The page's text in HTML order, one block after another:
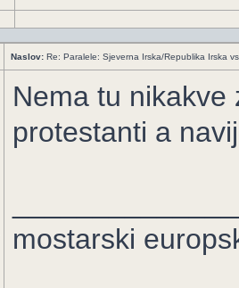
Naslov: Re: Paralele: Sjeverna Irska/Republika Irska
Nema tu nikakve
protestanti a
mostarski